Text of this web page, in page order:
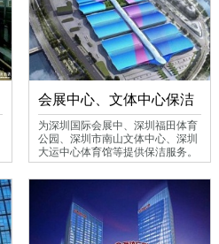
会展中心、文体中心保洁
为深圳国际会展中、深圳福田体育
公园、深圳市南山文体中心、深圳
大运中心体育馆等提供保洁服务。